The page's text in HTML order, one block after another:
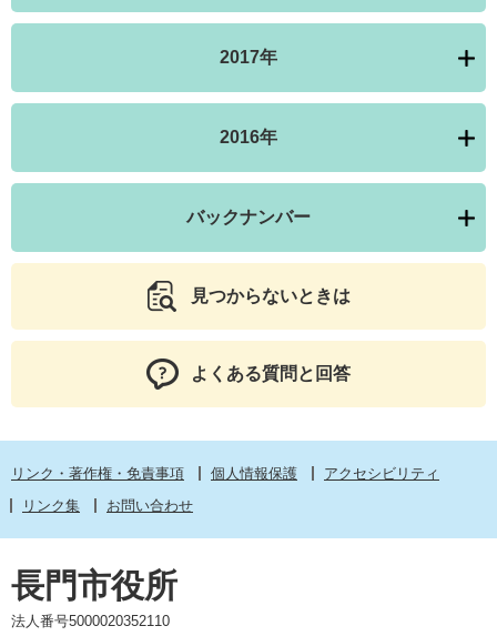
2017年
2016年
バックナンバー
見つからないときは
よくある質問と回答
リンク・著作権・免責事項 個人情報保護
アクセシビリティ
リンク集
お問い合わせ
長門市役所
法人番号5000020352110